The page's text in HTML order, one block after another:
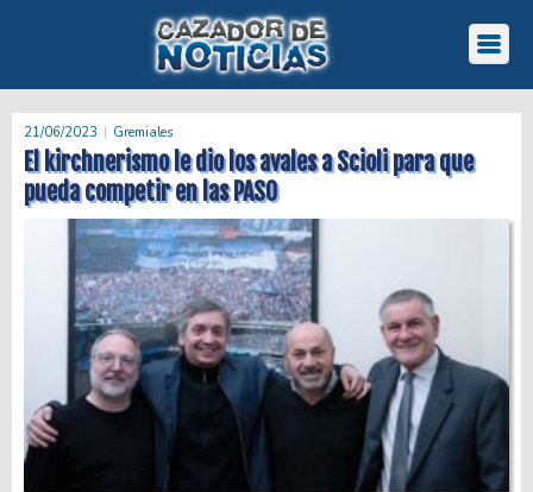
21/06/2023 Gremiales
El kirchnerismo le dio los avales a Scioli para que
pueda competir en las PASO